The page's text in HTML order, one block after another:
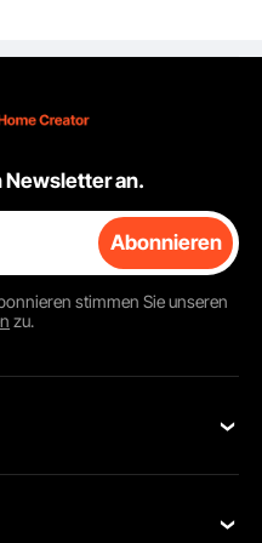
Newsletter an.
Abonnieren
stimmen Sie unseren
zu.